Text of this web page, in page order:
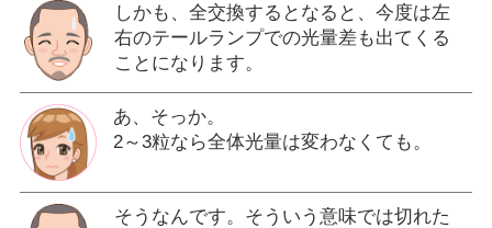
しかも、全交換するとなると、今度は左
右のテールランプでの光量差も出てくる
ことになります。
あ、そっか。
2～3粒なら全体光量は変わなくても。
そうなんです。そういう意味では切れた